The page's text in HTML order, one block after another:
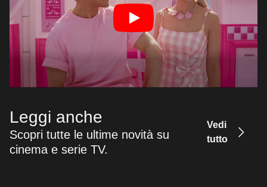
Leggi anche
Scopri tutte le ultime novità su
cinema e serie TV.
Vedi
tutto